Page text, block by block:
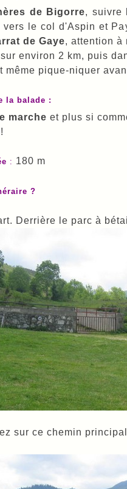
de Bigorre, suivre
vers le col d'Aspin et
de Gaye, attention à
environ 2 km, puis
même pique-niquer
la balade :
marche et plus si
: 180 m
?
Derrière le parc à
sur ce chemin